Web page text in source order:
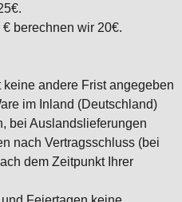
berechnen wir 20€.
andere Frist angegeben
im Inland (Deutschland)
bei Auslandslieferungen
nach Vertragsschluss (bei
dem Zeitpunkt Ihrer